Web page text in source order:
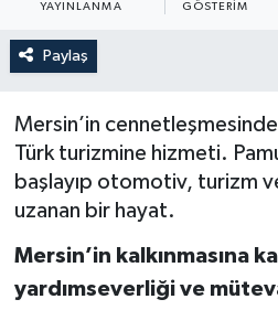
YAYINLANMA GÖSTERIM
Paylaş
Mersin’in cennetleşmesinde
Türk turizmine hizmeti.
başlayıp otomotiv, turizm
uzanan bir hayat.
Mersin’in kalkınmasına
yardımseverliği ve
Yönetim Kurulu
Sanat